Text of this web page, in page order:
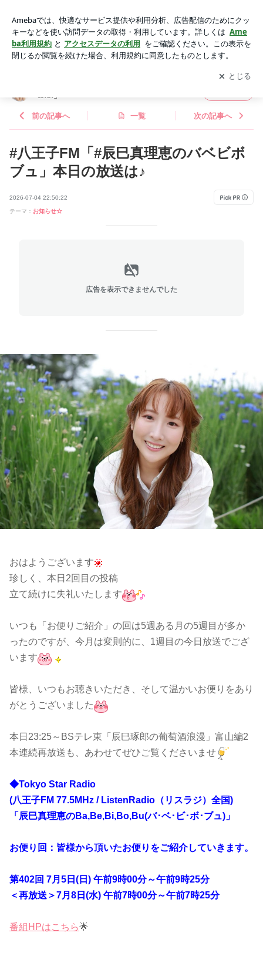
巳真理恵オフィシャルブログ「Piccoli Brillanti!」Powered by
Ameba
アプリをダウンロードして ブログの更新通知
を受け取りまし
ょう。
開く
anti!」
前の記事へ 一覧 次の記事へ
#八王子FM「#辰巳真理恵のバベビボ
ブュ」本日の放送は♪
2026-07-04 22:50:22
テーマ： お知らせ☆
広告を表示できませんでした
おはようございます
珍しく、本日2回目の投稿
立て続けに失礼いたします
いつも「お便りご紹介」の回は5週ある月の5週目が多か
ったのですが、今月は変則的に、1週目の今日放送でござ
います
皆様、いつもお聴きいただき、そして温かいお便りをあり
がとうございました
本日23:25～BSテレ東「辰巳琢郎の葡萄酒浪漫」富山編2
本連続再放送も、あわせてぜひご覧くださいませ
◆Tokyo Star Radio
(八王子FM 77.5MHz / ListenRadio（リスラジ）全国)
「辰巳真理恵のBa,Be,Bi,Bo,Bu(バ･ベ･ビ･ボ･ブュ)」
お便り回：皆様から頂いたお便りをご紹介していきます。
第402回 7月5日(日) 午前9時00分～午前9時25分
＜再放送＞7月8日(水) 午前7時00分～午前7時25分
番組HPはこちら🌟